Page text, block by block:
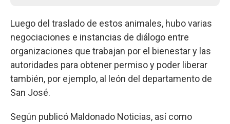
Luego del traslado de estos animales, hubo varias
negociaciones e instancias de diálogo entre
organizaciones que trabajan por el bienestar y las
autoridades para obtener permiso y poder liberar
también, por ejemplo, al león del departamento de
San José.
Según publicó Maldonado Noticias, así como